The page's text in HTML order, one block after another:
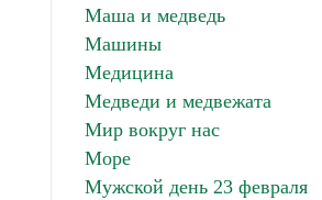
Маша и медведь
Машины
Медицина
Медведи и медвежата
Мир вокруг нас
Море
Мужской день 23 февраля